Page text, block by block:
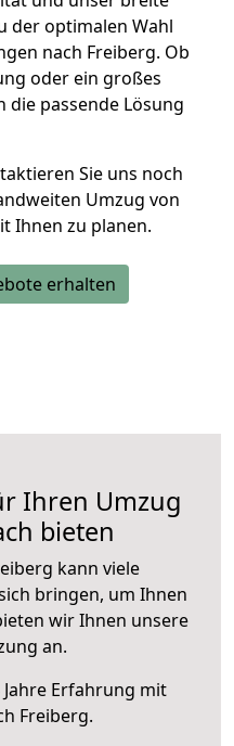
der optimalen Wahl
nach Freiberg. Ob
oder ein großes
die passende Lösung
Sie uns noch
Umzug von
Ihnen zu planen.
erhalten
Ihren Umzug
bieten
kann viele
bringen, um Ihnen
wir Ihnen unsere
an.
Erfahrung mit
Freiberg.